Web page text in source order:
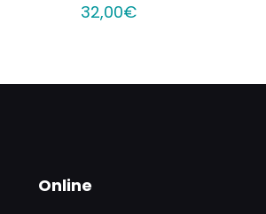
32,00€
Online